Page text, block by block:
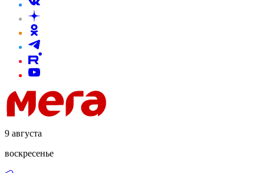
9 августа
воскресенье